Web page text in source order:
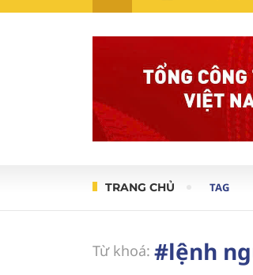
TRANG CHỦ TAG
Từ khoá: #lệnh